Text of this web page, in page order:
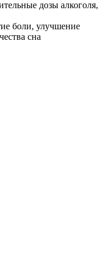
дозы алкоголя,
боли, улучшение
сна